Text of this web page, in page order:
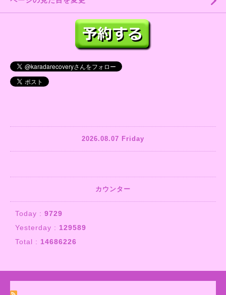
2026.08.07 Friday
カウンター
Today : 9729
Yesterday : 129589
Total : 14686226